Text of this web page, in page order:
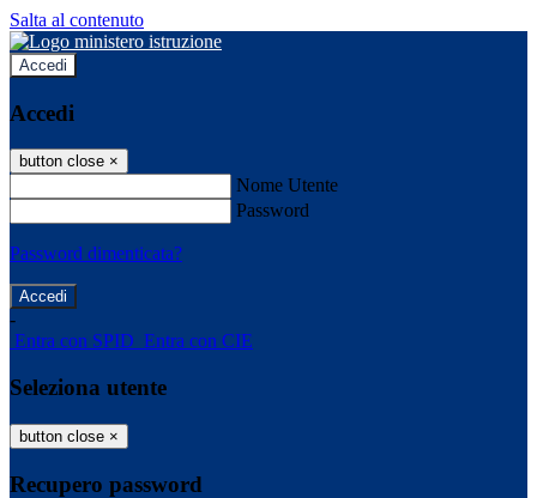
Salta al contenuto
Accedi
Accedi
button close ×
Nome Utente
Password
Password dimenticata?
-
Entra con SPID Entra con CIE
Seleziona utente
button close ×
Recupero password